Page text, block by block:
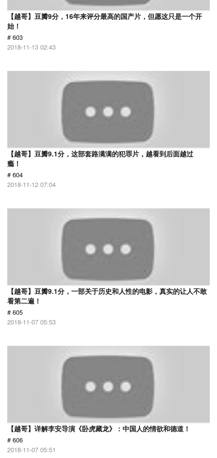
【越哥】豆瓣9分，16年来评分最高的国产片，但愿这只是一个开
始！
# 603
2018-11-13 02:43
【越哥】豆瓣9.1分，这部套路满满的犯罪片，越看到后面越过
瘾！
# 604
2018-11-12 07:04
【越哥】豆瓣9.1分，一部关于历史和人性的电影，真实的让人不敢
看第二遍！
# 605
2018-11-07 05:53
【越哥】详解李安导演《卧虎藏龙》：中国人的情欲和德道！
# 606
2018-11-07 05:51